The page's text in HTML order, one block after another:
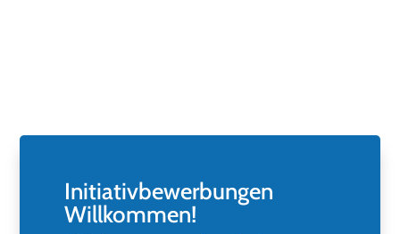
Initiativbewerbungen
Willkommen!